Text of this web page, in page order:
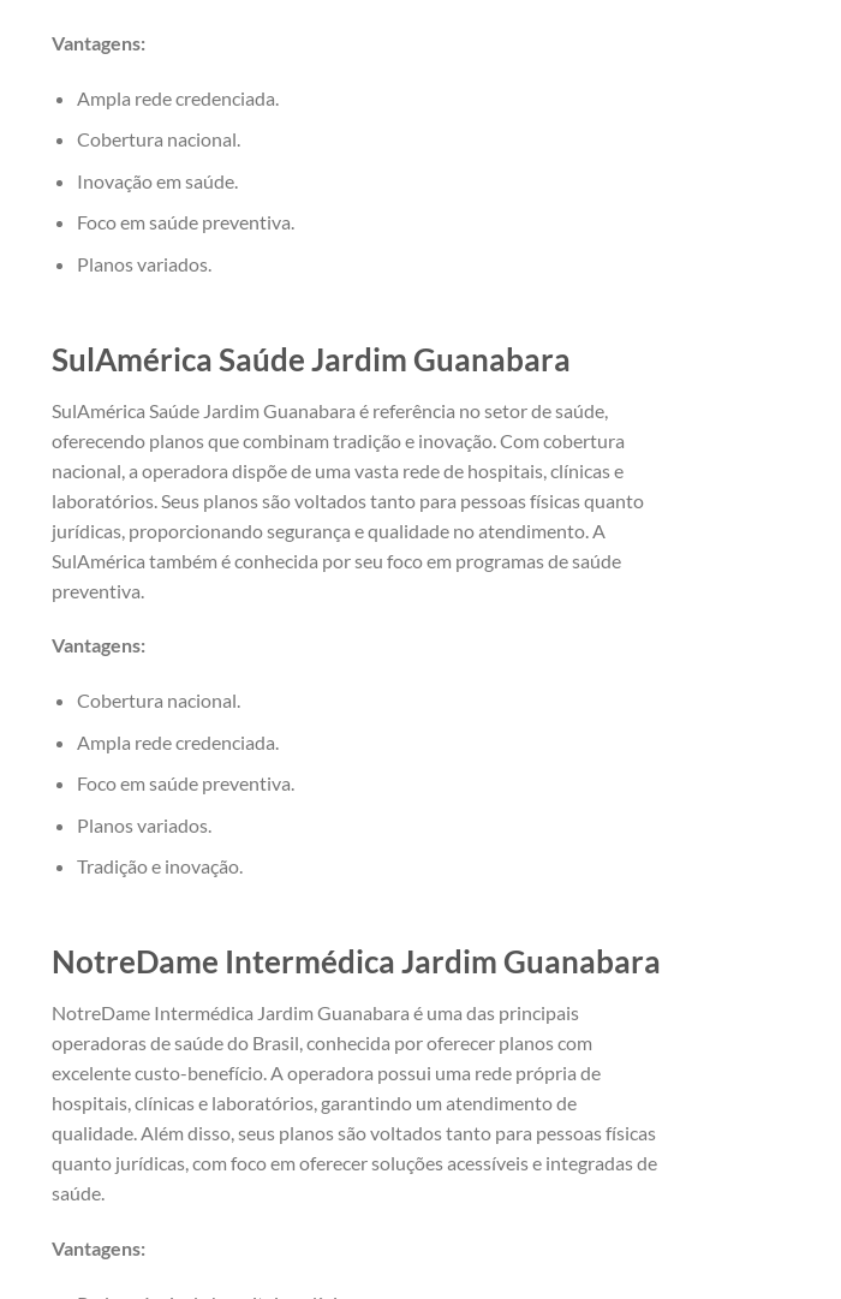
Vantagens:
Ampla rede credenciada.
Cobertura nacional.
Inovação em saúde.
Foco em saúde preventiva.
Planos variados.
SulAmérica Saúde Jardim Guanabara
SulAmérica Saúde Jardim Guanabara é referência no setor de saúde,
oferecendo planos que combinam tradição e inovação. Com cobertura
nacional, a operadora dispõe de uma vasta rede de hospitais, clínicas e
laboratórios. Seus planos são voltados tanto para pessoas físicas quanto
jurídicas, proporcionando segurança e qualidade no atendimento. A
SulAmérica também é conhecida por seu foco em programas de saúde
preventiva.
Vantagens:
Cobertura nacional.
Ampla rede credenciada.
Foco em saúde preventiva.
Planos variados.
Tradição e inovação.
NotreDame Intermédica Jardim Guanabara
NotreDame Intermédica Jardim Guanabara é uma das principais
operadoras de saúde do Brasil, conhecida por oferecer planos com
excelente custo-benefício. A operadora possui uma rede própria de
hospitais, clínicas e laboratórios, garantindo um atendimento de
qualidade. Além disso, seus planos são voltados tanto para pessoas físicas
quanto jurídicas, com foco em oferecer soluções acessíveis e integradas de
saúde.
Vantagens: